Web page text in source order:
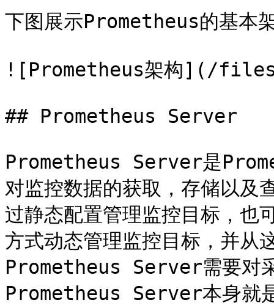
下图展示Prometheus的基本
![Prometheus架构](/
## Prometheus Server
Prometheus Server是
对监控数据的获取，存储以
过静态配置管理监控目标，
方式动态管理监控目标，并从
Prometheus Server需要对
Prometheus Server本身就